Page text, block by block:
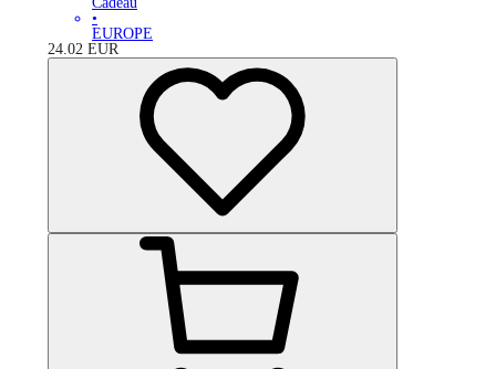
•
EUROPE
24.02 EUR